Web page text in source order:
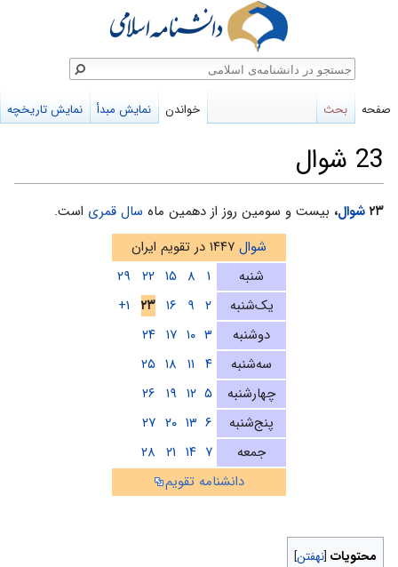
23 شوال
پرش
پرش
۲۳ شوال، بیست و سومین روز از دهمین ماه سال قمری است.
شوال
شنبه
۱ ۸ ۱۵ ۲۲ ۲۹
یک‌شنبه
۲ ۹ ۱۶ ۲۳ ۱+
دوشنبه
۳ ۱۰ ۱۷ ۲۴
سه‌شنبه
۴ ۱۱ ۱۸ ۲۵
چهارشنبه
۵ ۱۲ ۱۹ ۲۶
پنج‌شنبه
۶ ۱۳ ۲۰ ۲۷
جمعه
۷ ۱۴ ۲۱ ۲۸
دانشنامه تقویم
محتویات
صفحه بحث خواندن نمایش مبدأ نمایش تاریخچه
جستجو